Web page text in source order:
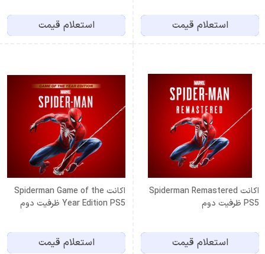
استعلام قیمت استعلام قیمت
اكانت Spiderman Remastered
PS5 ظرفيت دوم
استعلام قیمت
اكانت Spiderman Game of the
Year Edition PS5 ظرفيت دوم
استعلام قیمت